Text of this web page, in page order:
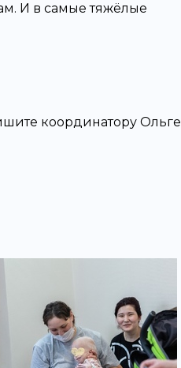
И в самые тяжёлые
координатору Ольге